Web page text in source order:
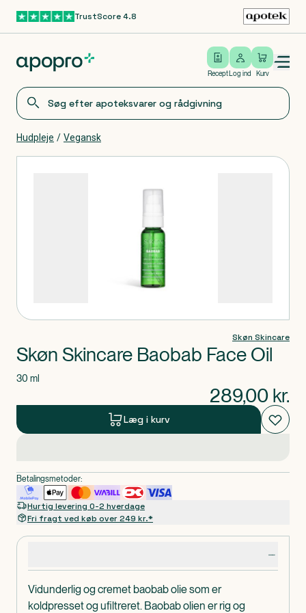
Gå til hovedindholdTrustScore 4.8
Recept
Log ind
Log ind Kurv
Open/close menu
Hudpleje / Vegansk
Vidunderlig og cremet baobab olie som er
koldpresset og ufiltreret. Baobab olien er rig og
Skøn Skincare
Skøn Skincare Baobab Face Oil
30 ml
289,00 kr.
Læg i kurv
Betalingsmetoder:
Hurtig levering 0-2 hverdage
Fri fragt ved køb over 249 kr.*